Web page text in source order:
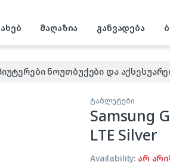
მაღაზია განვადება
ნოუთბუქები და
ტაბლეტები
Samsung
LTE Silver
Availability: არ